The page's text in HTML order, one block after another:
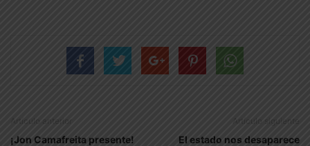
Artículo anterior
¡Jon Camafreita presente!
Artículo siguiente
El estado nos desaparece